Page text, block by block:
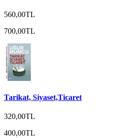
560,00TL
700,00TL
Tarikat, Siyaset,Ticaret
320,00TL
400,00TL